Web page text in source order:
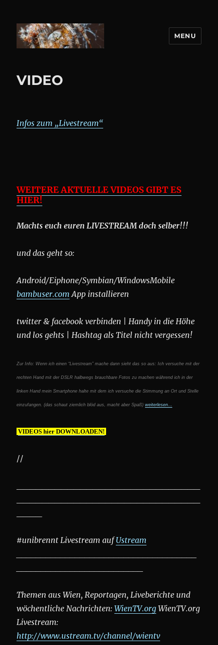
MENU
VIDEO
Infos zum „Livestream“
WEITERE AKTUELLE VIDEOS GIBT ES
HIER!
Machts euch euren LIVESTREAM doch selber!!!
und das geht so:
Android/Eiphone/Symbian/WindowsMobile
bambuser.com App installieren
twitter & facebook verbinden | Handy in die Höhe
und los gehts | Hashtag als Titel nicht vergessen!
Zur Info: Wenn ich einen “Livestream” mache dann sieht das so aus: Ich versuche mit der
rechten Hand mit der DSLR halbwegs brauchbare Fotos zu machen während ich in der
linken Hand mein Smartphone halte mit dem ich versuche die Stimmung an Ort und Stelle
einzufangen. (das schaut ziemlich blöd aus, macht aber Spaß)weiterlesen…
VIDEOS hier DOWNLOADEN!
//
#unibrennt Livestream aufUstream
Themen aus Wien, Reportagen, Liveberichte und
wöchentliche Nachrichten:WienTV.org WienTV.org
Livestream:
http://www.ustream.tv/channel/wientv